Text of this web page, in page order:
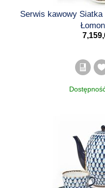
Serwis kawowy